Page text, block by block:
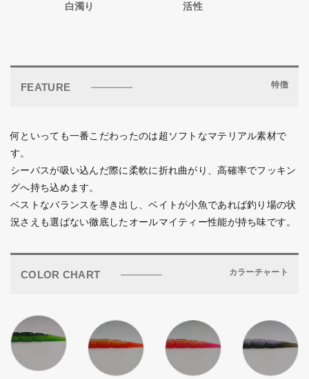
FEATURE 特徴
何といっても一番こだわったのは超ソフトなマテリアル素材で
す。
シーバスが吸い込んだ際に柔軟に折れ曲がり、高確率でフッキン
グへ持ち込めます。
ベストなバランスを導き出し、ベイトが小魚であれば釣り場の状
況さえも選ばない徹底したオールマイティー性能が持ち味です。
COLOR CHART カラーチャート